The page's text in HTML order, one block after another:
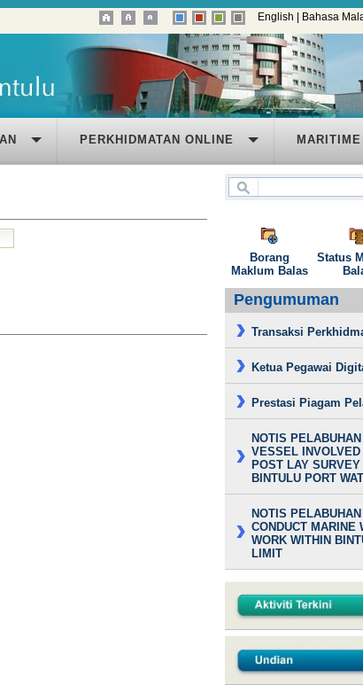
English Bahasa
PERKHIDMATAN ONLINE
Borang
Maklum Balas
Status
Pengumuman
Transaksi
Ketua Pegawai
Prestasi Piagam
NOTIS
VESSEL
POST LAY
BINTULU PORT
NOTIS
CONDUCT MARINE
WORK WITHIN
LIMIT